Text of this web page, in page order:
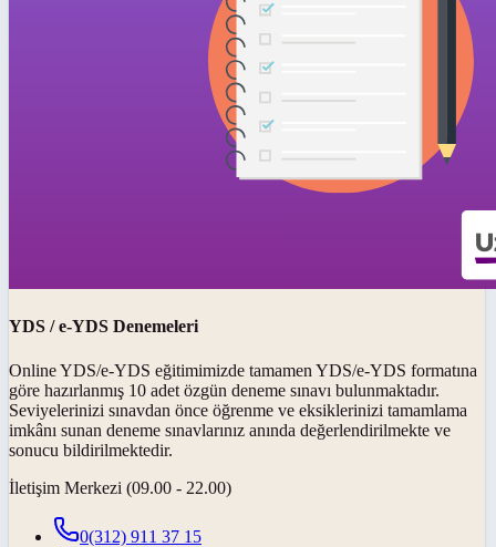
YDS / e-YDS Denemeleri
Online YDS/e-YDS eğitimimizde tamamen YDS/e-YDS formatına
göre hazırlanmış 10 adet özgün deneme sınavı bulunmaktadır.
Seviyelerinizi sınavdan önce öğrenme ve eksiklerinizi tamamlama
imkânı sunan deneme sınavlarınız anında değerlendirilmekte ve
sonucu bildirilmektedir.
İletişim Merkezi (09.00 - 22.00)
0(312) 911 37 15